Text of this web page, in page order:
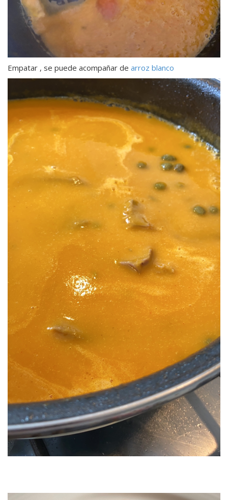
Empatar , se puede acompañar de arroz blanco